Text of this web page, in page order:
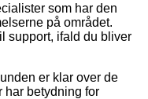
som har den
på området.
support, ifald du bliver
er klar over de
har betydning for